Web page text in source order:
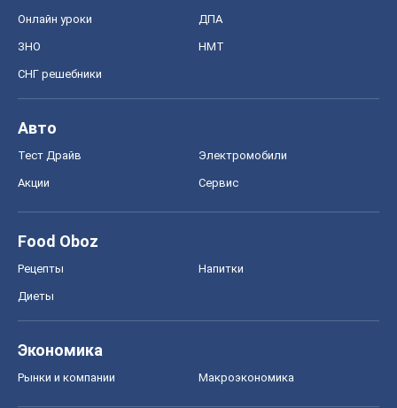
Онлайн уроки ДПА
ЗНО НМТ
СНГ решебники
Авто
Тест Драйв Электромобили
Акции Сервис
Food Oboz
Рецепты Напитки
Диеты
Экономика
Рынки и компании Mакроэкономика